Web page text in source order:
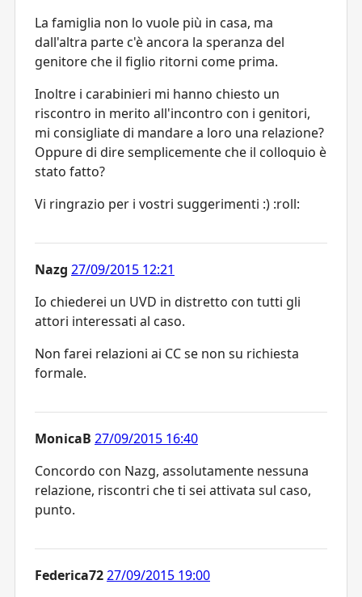
La famiglia non lo vuole più in casa, ma
dall'altra parte c'è ancora la speranza del
genitore che il figlio ritorni come prima.
Inoltre i carabinieri mi hanno chiesto un
riscontro in merito all'incontro con i genitori,
mi consigliate di mandare a loro una relazione?
Oppure di dire semplicemente che il colloquio è
stato fatto?
Vi ringrazio per i vostri suggerimenti :) :roll:
Nazg 27/09/2015 12:21
Io chiederei un UVD in distretto con tutti gli
attori interessati al caso.
Non farei relazioni ai CC se non su richiesta
formale.
MonicaB 27/09/2015 16:40
Concordo con Nazg, assolutamente nessuna
relazione, riscontri che ti sei attivata sul caso,
punto.
Federica7227/09/2015 19:00